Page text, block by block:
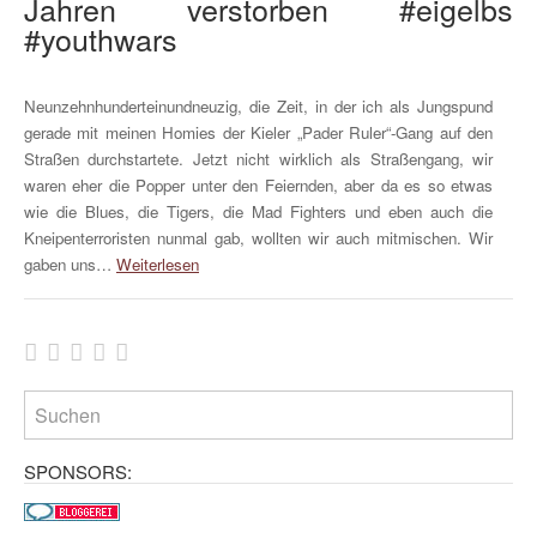
#youthwars
Neunzehnhunderteinundneuzig, die Zeit, in der ich als Jungspund
gerade mit meinen Homies der Kieler „Pader Ruler“-Gang auf den
Straßen durchstartete. Jetzt nicht wirklich als Straßengang, wir
waren eher die Popper unter den Feiernden, aber da es so etwas
wie die Blues, die Tigers, die Mad Fighters und eben auch die
Kneipenterroristen nunmal gab, wollten wir auch mitmischen. Wir
gaben uns… Weiterlesen
SPONSORS: